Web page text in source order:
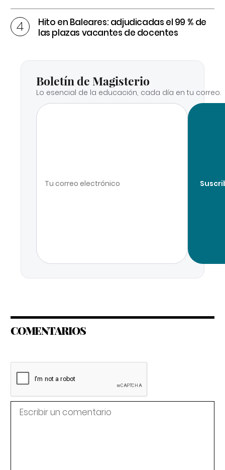
Hito en Baleares: adjudicadas el 99 % de
las plazas vacantes de docentes
Boletín de Magisterio
Lo esencial de la educación, cada día en tu correo.
COMENTARIOS